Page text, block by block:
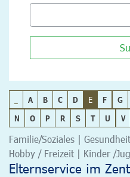
A B C D E F G
N
O P R S T U V
Familie/Soziales |
Hobby / Freizeit | Kinder /
Elternservice im